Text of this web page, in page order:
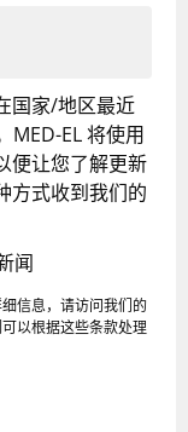
国家/地区最近
MED-EL 将使用
便让您了解更新
方式收到我们的
闻
信息，请访问我们的
以根据这些条款处理